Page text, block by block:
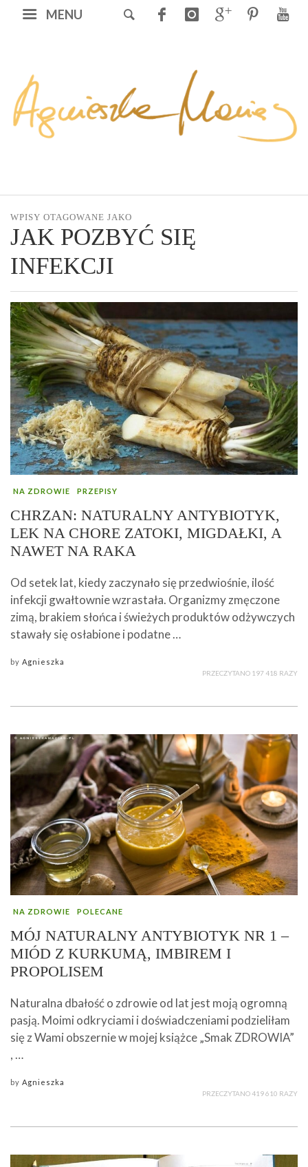
MENU
WPISY OTAGOWANE JAKO
JAK POZBYĆ SIĘ
INFEKCJI
NA ZDROWIE PRZEPISY
CHRZAN: NATURALNY ANTYBIOTYK,
LEK NA CHORE ZATOKI, MIGDAŁKI, A
NAWET NA RAKA
Od setek lat, kiedy zaczynało się przedwiośnie, ilość
infekcji gwałtownie wzrastała. Organizmy zmęczone
zimą, brakiem słońca i świeżych produktów odżywczych
stawały się osłabione i podatne …
by Agnieszka
PRZECZYTANO 197 418 RAZY
NA ZDROWIE POLECANE
MÓJ NATURALNY ANTYBIOTYK NR 1 –
MIÓD Z KURKUMĄ, IMBIREM I
PROPOLISEM
Naturalna dbałość o zdrowie od lat jest moją ogromną
pasją. Moimi odkryciami i doświadczeniami podzieliłam
się z Wami obszernie w mojej książce „Smak ZDROWIA”
, …
by Agnieszka
PRZECZYTANO 419 610 RAZY